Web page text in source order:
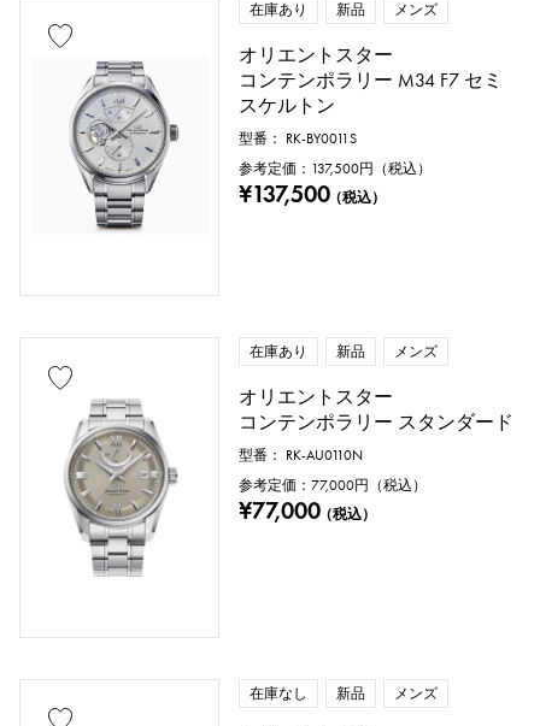
在庫あり 新品 メンズ
オリエントスター
コンテンポラリー M34 F7 セミ
スケルトン
型番： RK-BY0011S
参考定価： 137,500円（税込）
¥137,500（税込）
在庫あり 新品 メンズ
オリエントスター
コンテンポラリー スタンダード
型番： RK-AU0110N
参考定価：77,000円（税込）
¥77,000（税込）
在庫なし 新品 メンズ